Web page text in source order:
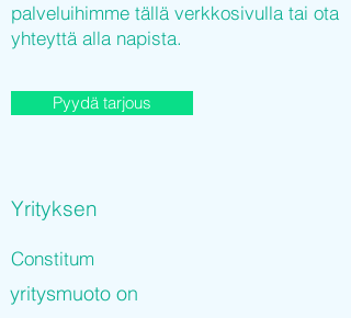
palveluihimme tällä verkkosivulla tai ota
yhteyttä alla napista.
Pyydä tarjous
Yrityksen
Constitum
yritysmuoto on